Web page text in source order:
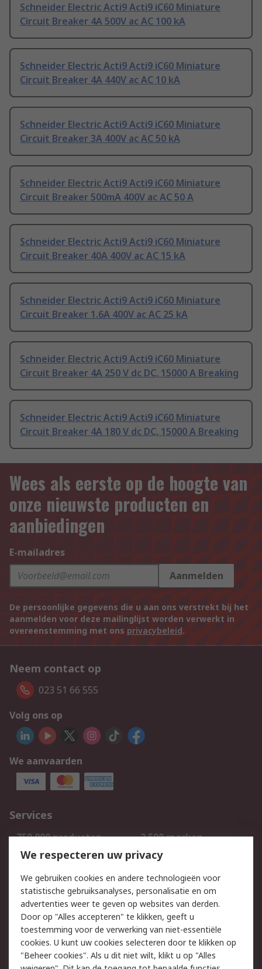
Schneider Electric Acti9 Acti9 iC60 Miniature
Circuit Breaker 4A 500V ac AC 100 kA
Schneider Electric Acti9 Acti9 iC60 Miniature
Circuit Breaker 4A 440V ac AC 10 kA
Schneider Electric Acti9 Acti9 iC60 Miniature
Circuit Breaker 3A 400V ac AC 50 kA
Schneider Electric Acti9 Acti9 iC60 Miniature
Circuit Breaker 500mA 400V ac AC 50 A
Schneider Electric Acti9 Acti9 iC60 Miniature
Circuit Breaker 40A 400V ac AC 15 kA
Schneider Electric Acti9 Acti9 iC60 Miniature
Circuit Breaker 1.6A 400V ac AC 25 kA
Schneider Electric Acti9 Acti9 iC60 Miniature
Circuit Breaker 4A 250 V dc DC, 15000 A Breaking
Schneider Electric Acti9 Acti9 iC60 Miniature
Circuit Breaker 4A 180 V dc DC, 15000 A Breaking
Wees als eerste op de hoogte van
onze nieuwste producten en
aanbiedingen
E-mailadres
Aanmelden
De persoonlijke gegevens die u aan ons verstrekt bij het
aanmelden voor deze mailinglijst worden verwerkt in
overeenstemming met ons privacybeleid.
Neem contact op
023 51 66 555
Volg ons op
We aanvaarden
Services
750.000 producten
2.500 merken
Bestellen
Inkoopoplossingen
Track & Trace
Wettelijk
Cookiebeleid
Email veiligheid
Privacybeleid
Websitevoorwaarden
We respecteren uw privacy
We gebruiken cookies en andere technologieën voor
statistische gebruiksanalyses, personalisatie en om
advertenties weer te geven op websites van derden.
Door op "Alles accepteren" te klikken, geeft u
toestemming voor de verwerking van niet-essentiële
cookies. U kunt uw cookies selecteren door te klikken op
"Beheer cookies". Als u dit niet wilt, klikt u op "Alles